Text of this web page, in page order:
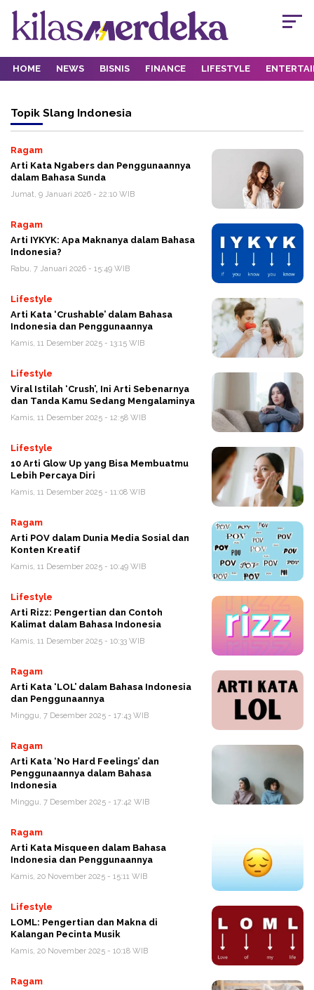
HOME NEWS BISNIS FINANCE LIFESTYLE
Topik Slang Indonesia
Ragam
Arti Kata Ngabers dan Penggunaannya
dalam Bahasa Sunda
Jumat, 9 Januari 2026 - 22:10 WIB
Ragam
Arti IYKYK: Apa Maknanya dalam Bahasa
Indonesia?
Rabu, 7 Januari 2026 - 15:49 WIB
Lifestyle
Arti Kata ‘Crushable’ dalam Bahasa
Indonesia dan Penggunaannya
Kamis, 11 Desember 2025 - 13:15 WIB
Lifestyle
Viral Istilah ‘Crush’, Ini Arti Sebenarnya
dan Tanda Kamu Sedang Mengalaminya
Kamis, 11 Desember 2025 - 12:58 WIB
Lifestyle
10 Arti Glow Up yang Bisa Membuatmu
Lebih Percaya Diri
Kamis, 11 Desember 2025 - 11:08 WIB
Ragam
Arti POV dalam Dunia Media Sosial dan
Konten Kreatif
Kamis, 11 Desember 2025 - 10:49 WIB
Lifestyle
Arti Rizz: Pengertian dan Contoh
Kalimat dalam Bahasa Indonesia
Kamis, 11 Desember 2025 - 10:33 WIB
Ragam
Arti Kata ‘LOL’ dalam Bahasa Indonesia
dan Penggunaannya
Minggu, 7 Desember 2025 - 17:43 WIB
Ragam
Arti Kata ‘No Hard Feelings’ dan
Penggunaannya dalam Bahasa
Indonesia
Minggu, 7 Desember 2025 - 17:42 WIB
Ragam
Arti Kata Misqueen dalam Bahasa
Indonesia dan Penggunaannya
Kamis, 20 November 2025 - 15:11 WIB
Lifestyle
LOML: Pengertian dan Makna di
Kalangan Pecinta Musik
Kamis, 20 November 2025 - 10:18 WIB
Ragam